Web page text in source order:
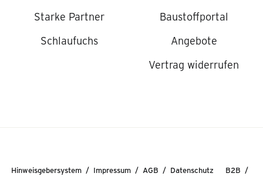
Starke Partner
Schlaufuchs
Baustoffportal
Angebote
Vertrag widerrufen
Hinweisgebersystem Impressum AGB Datenschutz B2B